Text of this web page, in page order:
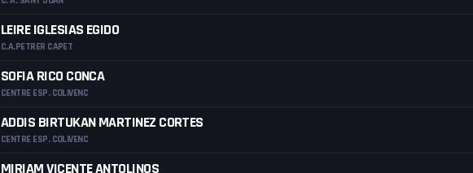
LEIRE IGLESIAS EGIDO
C.A.PETRER CAPET
SOFIA RICO CONCA
CENTRE ESP. COLIVENC
ADDIS BIRTUKAN MARTINEZ CORTES
CENTRE ESP. COLIVENC
MIRIAM VICENTE ANTOLINOS